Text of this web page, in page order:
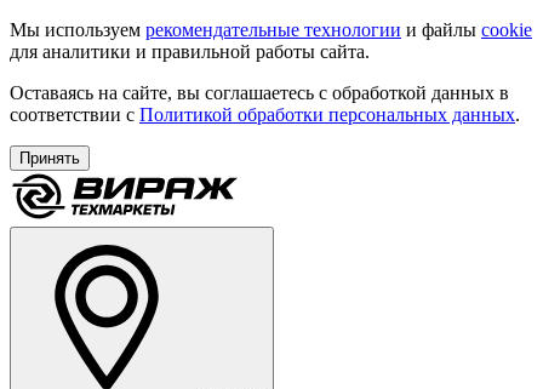
Мы используем рекомендательные технологии и файлы cookie
для аналитики и правильной работы сайта.
Оставаясь на сайте, вы соглашаетесь с обработкой данных в
соответствии с Политикой обработки персональных данных.
Принять